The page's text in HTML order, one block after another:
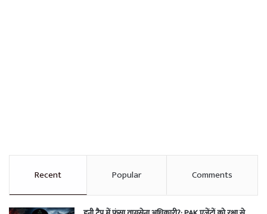
Recent Popular Comments